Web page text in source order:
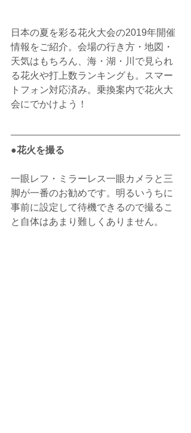
日本の夏を彩る花火大会の2019年開催
情報をご紹介。会場の行き方・地図・
天気はもちろん、海・湖・川で見られ
る花火や打上数ランキングも。スマー
トフォン対応済み。乗換案内で花火大
会にでかけよう！
●花火を撮る
一眼レフ・ミラーレス一眼カメラと三
脚が一番のお勧めです。明るいうちに
事前に設定して待機できるので撮るこ
と自体はあまり難しくありません。